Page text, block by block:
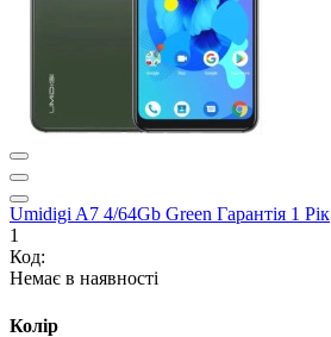
Umidigi A7 4/64Gb Green Гарантія 1 Рік
1
Код:
Немає в наявності
Колір